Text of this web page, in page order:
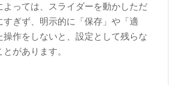
よっては、スライダーを動かしただ
ぎず、明示的に「保存」や「適
作をしないと、設定として残らな
があります。